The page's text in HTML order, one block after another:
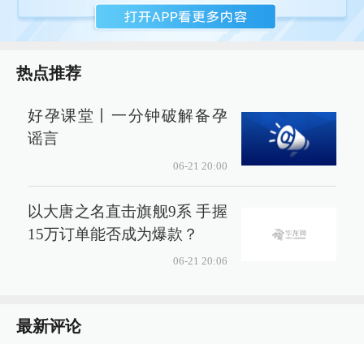
热点推荐
好孕课堂丨一分钟破解备孕
谣言
06-21 20:00
以大唐之名直击旗舰9系 手握
15万订单能否成为爆款？
06-21 20:06
最新评论